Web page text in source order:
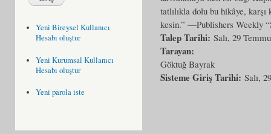
Yeni Bireysel Kullanıcı
Hesabı oluştur
Yeni Kurumsal Kullanıcı
Hesabı oluştur
Yeni parola iste
tatlılıkla dolu bu hikâye,
kesin.” —Publishers Weekly
Talep Tarihi: Salı, 29
Tarayan:
Göktuğ Bayrak
Sisteme Giriş Tarihi: Salı,